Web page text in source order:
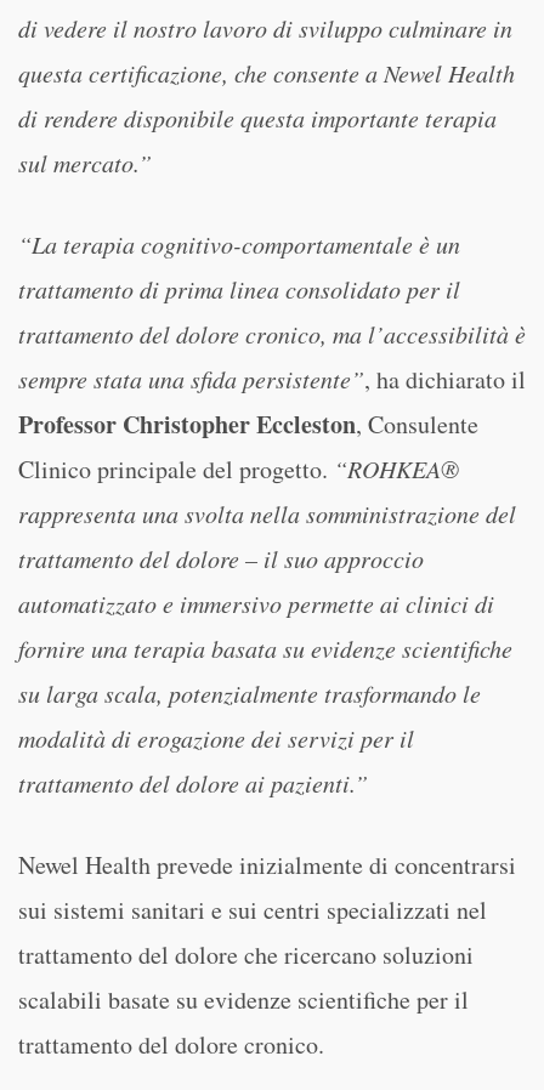
di vedere il nostro lavoro di sviluppo culminare in
questa certificazione, che consente a Newel Health
di rendere disponibile questa importante terapia
sul mercato.”
“La terapia cognitivo-comportamentale è un
trattamento di prima linea consolidato per il
trattamento del dolore cronico, ma l’accessibilità è
sempre stata una sfida persistente”, ha dichiarato il
Professor Christopher Eccleston, Consulente
Clinico principale del progetto. “ROHKEA®
rappresenta una svolta nella somministrazione del
trattamento del dolore – il suo approccio
automatizzato e immersivo permette ai clinici di
fornire una terapia basata su evidenze scientifiche
su larga scala, potenzialmente trasformando le
modalità di erogazione dei servizi per il
trattamento del dolore ai pazienti.”
Newel Health prevede inizialmente di concentrarsi
sui sistemi sanitari e sui centri specializzati nel
trattamento del dolore che ricercano soluzioni
scalabili basate su evidenze scientifiche per il
trattamento del dolore cronico.